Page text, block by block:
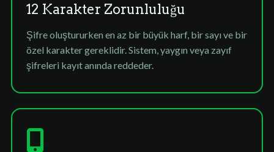
12 Karakter Zorunluluğu
Şifre oluştururken en az bir büyük harf, bir sayı ve bir
özel karakter gereklidir. Sistem, yaygın veya zayıf
şifreleri kayıt anında reddeder.